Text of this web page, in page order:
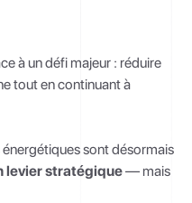
à un défi majeur : réduire
tout en continuant à
sont désormais
levier stratégique— mais